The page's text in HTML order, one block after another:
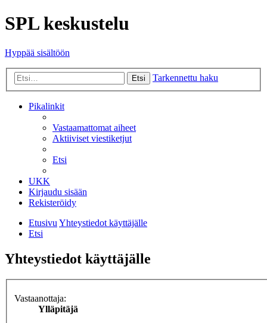
SPL keskustelu
Hyppää sisältöön
Etsi Tarkennettu haku
Pikalinkit
Vastaamattomat aiheet
Aktiiviset viestiketjut
Etsi
UKK
Kirjaudu sisään
Rekisteröidy
EtusivuYhteystiedot käyttäjälle
Etsi
Yhteystiedot käyttäjälle
Vastaanottaja:
Ylläpitäjä